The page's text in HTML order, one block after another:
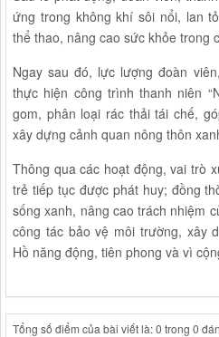
ứng trong không khí sôi nổi, lan
thể thao, nâng cao sức khỏe trong
Ngay sau đó, lực lượng đoàn
thực hiện công trình thanh niên
gom, phân loại rác thải tái chế,
xây dựng cảnh quan nông thôn
Thông qua các hoạt động, vai trò
trẻ tiếp tục được phát huy; đồng
sống xanh, nâng cao trách nhiệm
công tác bảo vệ môi trường, xây
Hồ năng động, tiên phong và vì
Tổng số điểm của bài viết là: 0 trong 0